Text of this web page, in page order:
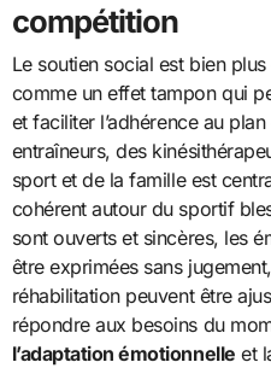
compétition
Le soutien social est bien plus qu’un cadre agréable: il agit
comme un effet tampon qui
et faciliter l’adhérence au
entraîneurs, des
sport et de la famille est
cohérent autour du sportif
sont ouverts et sincères, les
être exprimées sans
réhabilitation peuvent être
répondre aux besoins du
l’adaptation émotionnelle et